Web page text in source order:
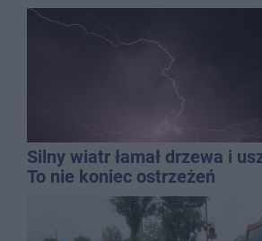
Silny wiatr łamał drzewa i
To nie koniec ostrzeżeń